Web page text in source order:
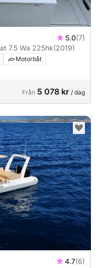
5.0(7)
Motorbåt Jeanneau Cap Camarat 7.5 Wa 225hk(2019)
Motorbåt
Från 5 078 kr / dag
4.7(6)